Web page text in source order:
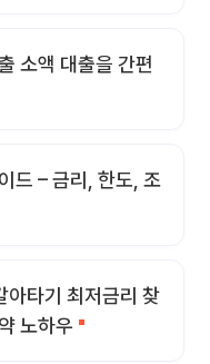
소액 대출을 간편
드 – 금리, 한도, 조
타기 최저금리 찾
노하우